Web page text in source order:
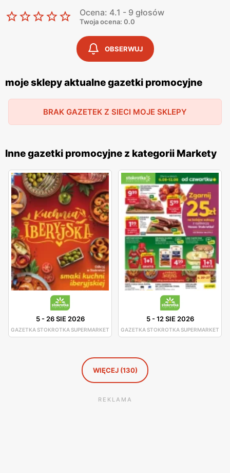
Ocena: 4.1 - 9 głosów
Twoja ocena: 0.0
OBSERWUJ
moje sklepy aktualne gazetki promocyjne
BRAK GAZETEK Z SIECI MOJE SKLEPY
Inne gazetki promocyjne z kategorii Markety
5-26 SIE 2026
GAZETKA STOKROTKA SUPERMARKET
5-12 SIE 2026
GAZETKA STOKROTKA SUPERMARKET
WIĘCEJ (130)
REKLAMA